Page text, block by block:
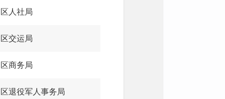
区人社局
区交运局
区商务局
区退役军人事务局